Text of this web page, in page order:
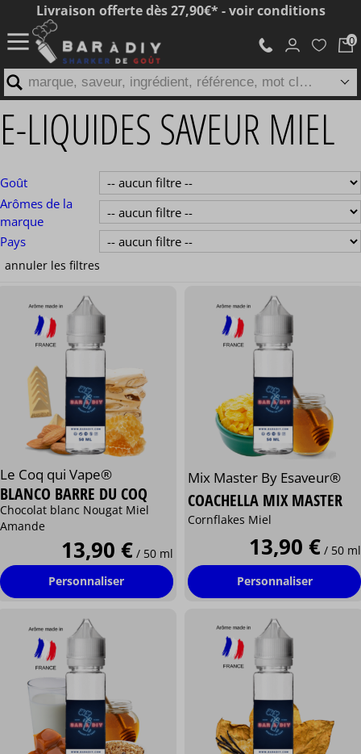
E-LIQUIDES SAVEUR MIEL
Goût
Arômes de la
marque
Pays
Le Coq qui Vape®
BLANCO BARRE DU COQ
Chocolat blanc Nougat Miel
Amande
13,90 € / 50 ml
Personnaliser
Mix Master By Esaveur®
COACHELLA MIX MASTER
Cornflakes Miel
13,90 € / 50 ml
Personnaliser
Livraison offerte dès 27,90€* - voir conditions
marque, saveur, ingrédient, référence, mot clé...